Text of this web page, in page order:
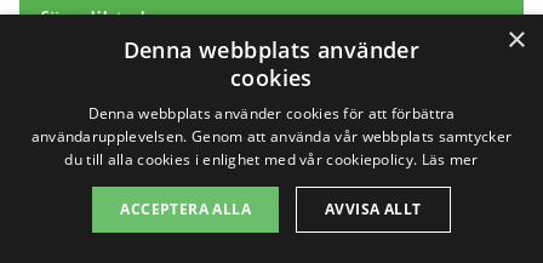
förpliktelser
Sök efter professionell
trädgårdshjälp i andra
×
Denna webbplats använder
cookies
Denna webbplats använder cookies för att förbättra
användarupplevelsen. Genom att använda vår webbplats samtycker
du till alla cookies i enlighet med vår cookiepolicy. Läs mer
ACCEPTERA ALLA AVVISA ALLT